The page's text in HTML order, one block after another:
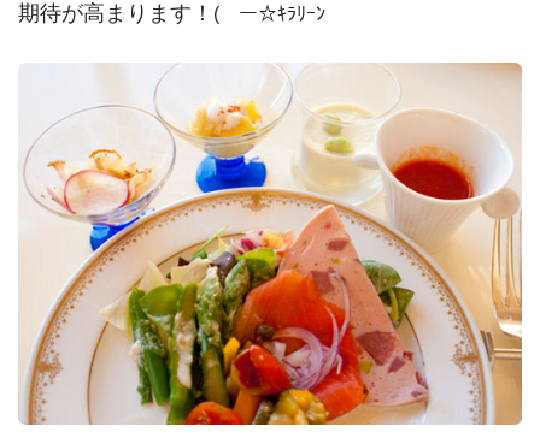
期待が高まります！ (￣ー☆ｷﾗﾘｰﾝ